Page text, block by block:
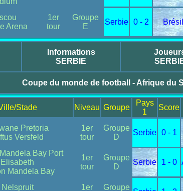
Arena
1er
tour
Groupe
E
Serbie 0 - 2 Brésil
Informations
SERBIE
Coupe du monde de football - Afrique du
Stade Niveau Groupe
Pays
1
Score
Pretoria
Versfeld
1er
tour
Groupe
D
Serbie 0 - 1
Bay Port
Elisabeth
Mandela Bay
1er
tour
Groupe
D
Serbie 1 - 0
Nelspruit 1er Groupe